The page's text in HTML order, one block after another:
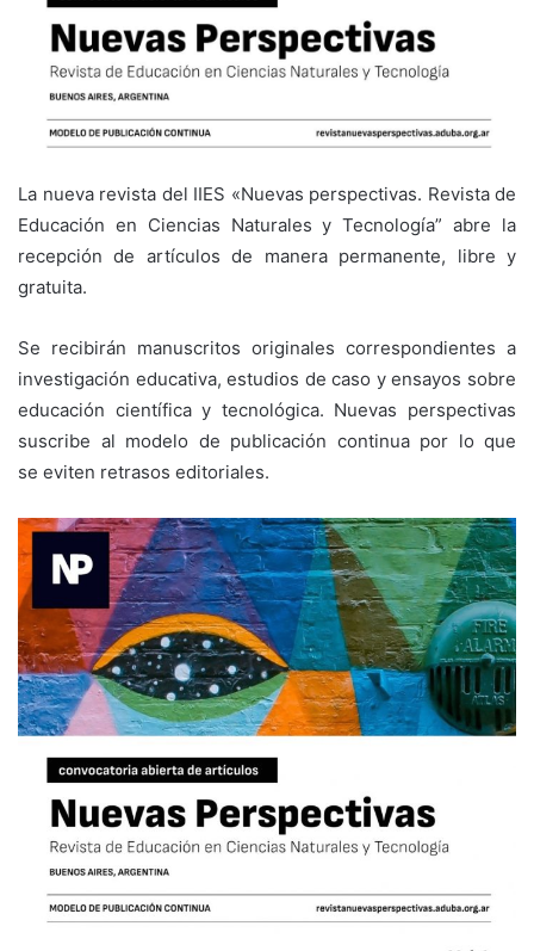
La nueva revista del IIES «Nuevas perspectivas. Revista de
Educación en Ciencias Naturales y Tecnología” abre la
recepción de artículos de manera permanente, libre y
gratuita.
Se recibirán manuscritos originales correspondientes a
investigación educativa, estudios de caso y ensayos sobre
educación científica y tecnológica. Nuevas perspectivas
suscribe al modelo de publicación continua por lo que
se eviten retrasos editoriales.